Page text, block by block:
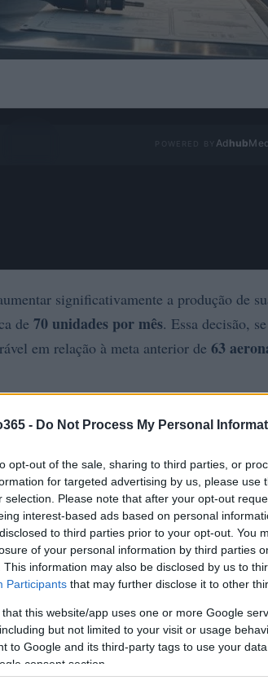
- Do Not Process My Personal
opt-out of the sale, sharing to third parties, or
for targeted advertising by us, please use
selection. Please note that after your opt-out
interest-based ads based on personal
to third parties prior to your opt-out. You
of your personal information by third parties
This information may also be disclosed by us to
Participants that may further disclose it to other
that this website/app uses one or more Google
but not limited to your visit or usage
to Google and its third-party tags to use your
consent section.
Ad hub
significativamente a produção de
de 70 unidades por mês. Essa decisão, se
em relação à meta anterior de 63